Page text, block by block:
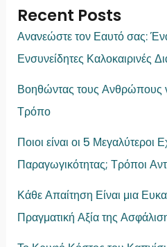
Recent Posts
Ανανεώστε τον Εαυτό σας:
Ενσυνείδητες Καλοκαιρινές
Βοηθώντας τους Ανθρώπους
Τρόπο
Ποιοι είναι οι 5 Μεγαλύτεροι
Παραγωγικότητας; Τρόποι
Κάθε Απαίτηση Είναι μια
Πραγματική Αξία της